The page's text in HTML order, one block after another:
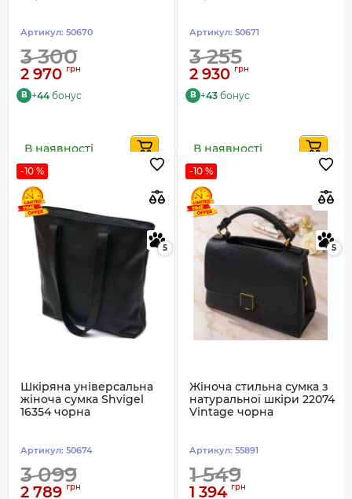
Артикул: 50670
3 300
2 970 грн
B +44 бонус
В наявності
Артикул: 50671
3 255
2 930 грн
B +43 бонус
В наявності
-10 %
5
Шкіряна універсальна
жіноча сумка Shvigel
16354 чорна
Артикул: 50674
3 099
2 789 грн
-10 %
5
Жіноча стильна сумка з
натуральної шкіри 22074
Vintage чорна
Артикул: 55891
1 549
1 394 грн